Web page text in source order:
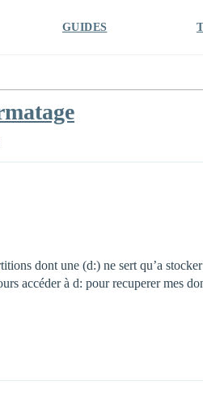
GUIDES
dont une (d:) ne sert qu’a
accéder à d: pour recuperer mes